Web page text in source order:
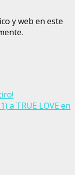
y web en este
a TRUE LOVE en